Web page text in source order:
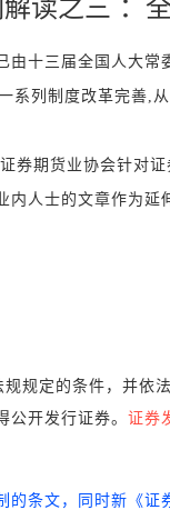
读之三 ：
由十三届全国人大常
系列制度改革完善,
券期货业协会针对
人士的文章作为
规定的条件，并依
开发行证券。 证券
条文，同时新《